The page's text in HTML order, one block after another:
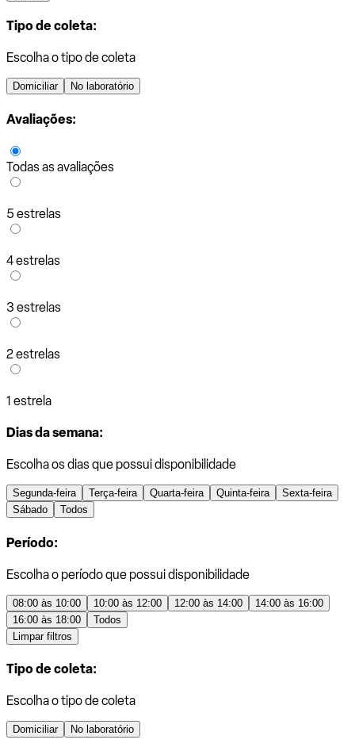
Tipo de coleta:
Escolha o tipo de coleta
Domiciliar No laboratório
Avaliações:
Todas as avaliações
5 estrelas
4 estrelas
3 estrelas
2 estrelas
1 estrela
Dias da semana:
Escolha os dias que possui disponibilidade
Segunda-feira Terça-feira Quarta-feira Quinta-feira
Sexta-feira
Sábado
Todos
Período:
Escolha o período que possui disponibilidade
08:00 às 10:00 10:00 às 12:00 12:00 às 14:00
14:00 às 16:00
16:00 às 18:00
Todos
Limpar filtros
Tipo de coleta:
Escolha o tipo de coleta
Domiciliar No laboratório